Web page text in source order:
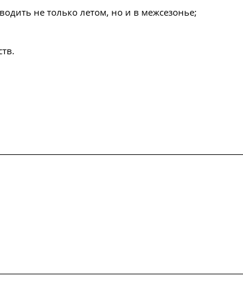
не только летом, но и в межсезонье;